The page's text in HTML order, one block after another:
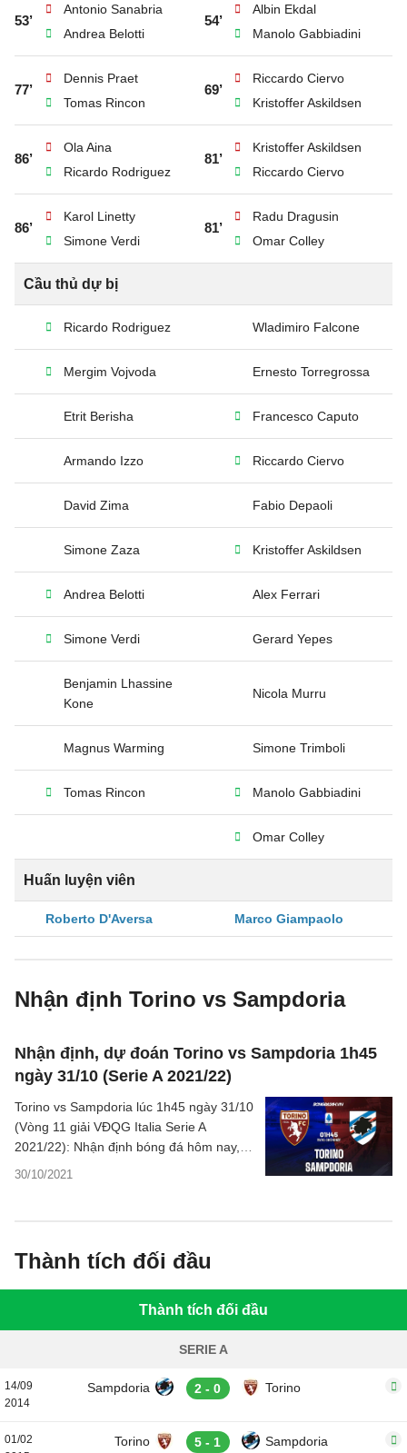
53’
Antonio Sanabria
Andrea Belotti
54’
Albin Ekdal
Manolo Gabbiadini
77’
Dennis Praet
Tomas Rincon
69’
Riccardo Ciervo
Kristoffer Askildsen
86’
Ola Aina
Ricardo Rodriguez
81’
Kristoffer Askildsen
Riccardo Ciervo
86’
Karol Linetty
Simone Verdi
81’
Radu Dragusin
Omar Colley
Cầu thủ dự bị
Ricardo Rodriguez Wladimiro Falcone
Mergim Vojvoda Ernesto Torregrossa
Etrit Berisha Francesco Caputo
Armando Izzo Riccardo Ciervo
David Zima Fabio Depaoli
Simone Zaza Kristoffer Askildsen
Andrea Belotti Alex Ferrari
Simone Verdi Gerard Yepes
Benjamin Lhassine
Kone
Nicola Murru
Magnus Warming Simone Trimboli
Tomas Rincon Manolo Gabbiadini
Omar Colley
Huấn luyện viên
Roberto D'Aversa Marco Giampaolo
Nhận định Torino vs Sampdoria
Nhận định, dự đoán Torino vs Sampdoria 1h45
ngày 31/10 (Serie A 2021/22)
30/10/2021
Torino vs Sampdoria lúc 1h45 ngày 31/10
(Vòng 11 giải VĐQG Italia Serie A
2021/22): Nhận định bóng đá hôm nay, ý
kiến chuyên gia, dự đoán kết quả, phân
Thành tích đối đầu
Thành tích đối đầu
SERIE A
14/09
2014
Sampdoria 2 - 0 Torino
01/02
Torino 5 - 1 Sampdoria